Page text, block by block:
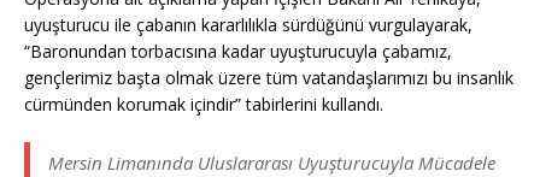
uyuşturucu ile çabanın kararlılıkla sürdüğünü vurgulayarak,
“Baronundan torbacısına kadar uyuşturucuyla çabamız,
gençlerimiz başta olmak üzere tüm vatandaşlarımızı bu insanlık
cürmünden korumak içindir” tabirlerini kullandı.
Mersin Limanında Uluslararası Uyuşturucuyla Mücadele